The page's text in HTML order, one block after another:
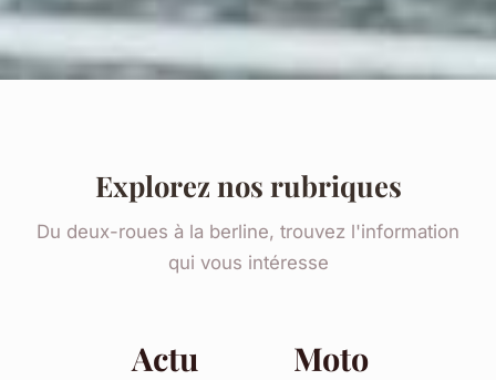
Explorez nos rubriques
Du deux-roues à la berline, trouvez l'information
qui vous intéresse
Actu Moto